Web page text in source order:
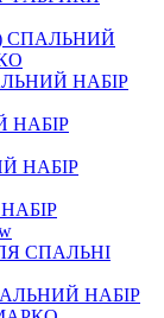
СПАЛЬНИЙ
НАБІР
НАБІР
НАБІР
СПАЛЬНІ
НАБІР